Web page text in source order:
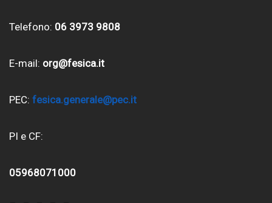
Telefono: 06 3973 9808
E-mail: org@fesica.it
PEC: fesica.generale@pec.it
PI e CF:
05968071000